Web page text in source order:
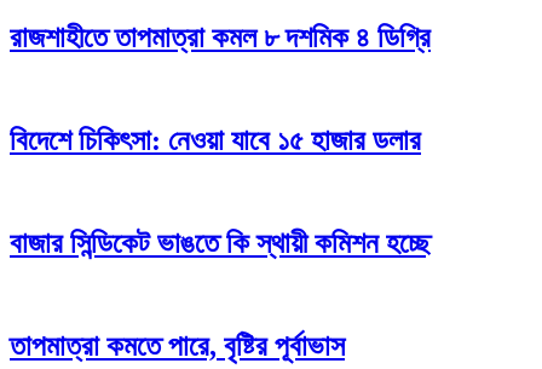
রাজশাহীতে তাপমাত্রা কমল ৮ দশমিক ৪ ডিগ্রি
বিদেশে চিকিৎসা: নেওয়া যাবে ১৫ হাজার ডলার
বাজার সিন্ডিকেট ভাঙতে কি স্থায়ী কমিশন হচ্ছে
তাপমাত্রা কমতে পারে, বৃষ্টির পূর্বাভাস